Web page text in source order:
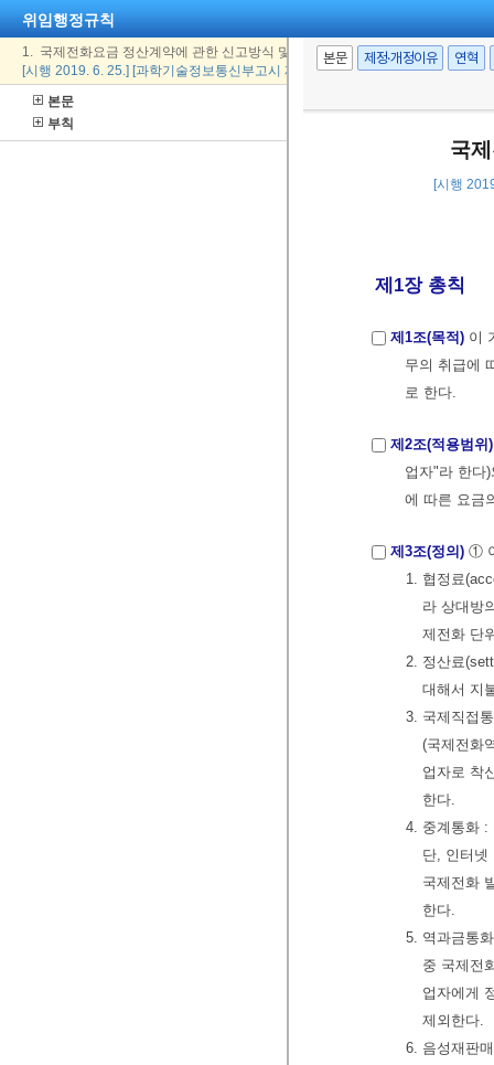
위임행정규칙
1. 국제전화요금 정산계약에 관한 신고방식 및 절차
[시행 2019. 6. 25.] [과학기술정보통신부고시 제2019-28호, 2019. 6. 20., 일부개
본문
부칙
본문 제정·개정이유 연혁
국
[시행
제1장 총칙
제1조(목적) 이
무의 취급에
로 한다.
제2조(적용범위)
업자"라 한다
에 따른 요금
제3조(정의) ①
1. 협정료
라 상대방
제전화 단
2. 정산료
대해서 지
3. 국제직접
(국제전화
업자로 착
한다.
4. 중계통화 :
단, 인터넷
국제전화
한다.
5. 역과금통
중 국제전
업자에게
제외한다.
6. 음성재판